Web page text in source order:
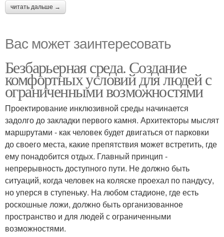
читать дальше →
Вас может заинтересовать
Безбарьерная среда. Создание
комфортных условий для людей с
ограниченными возможностями
Проектирование инклюзивной среды начинается
задолго до закладки первого камня. Архитекторы мыслят
маршрутами - как человек будет двигаться от парковки
до своего места, какие препятствия может встретить, где
ему понадобится отдых. Главный принцип -
непрерывность доступного пути. Не должно быть
ситуаций, когда человек на коляске проехал по пандусу,
но уперся в ступеньку. На любом стадионе, где есть
роскошные ложи, должно быть организованное
пространство и для людей с ограниченными
возможностями.